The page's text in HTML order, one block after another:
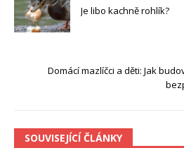
Je libo kachně rohlík?
Domácí mazlíčci a děti: Jak
SOUVISEJÍCÍ ČLÁNKY